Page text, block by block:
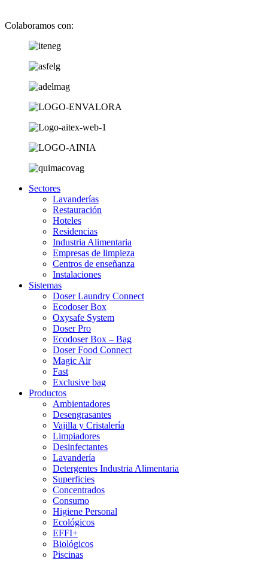
Colaboramos con:
Sectores
Lavanderías
Restauración
Hoteles
Residencias
Industria Alimentaria
Empresas de limpieza
Centros de enseñanza
Instalaciones
Sistemas
Doser Laundry Connect​
Ecodoser Box
Oxysafe System
Doser Pro
Ecodoser Box – Bag
Doser Food Connect
Magic Air
Fast
Exclusive bag
Productos
Ambientadores
Desengrasantes
Vajilla y Cristalería
Limpiadores
Desinfectantes
Lavandería
Detergentes Industria Alimentaria
Superficies
Concentrados
Consumo
Higiene Personal
Ecológicos
EFFI+
Biológicos
Piscinas